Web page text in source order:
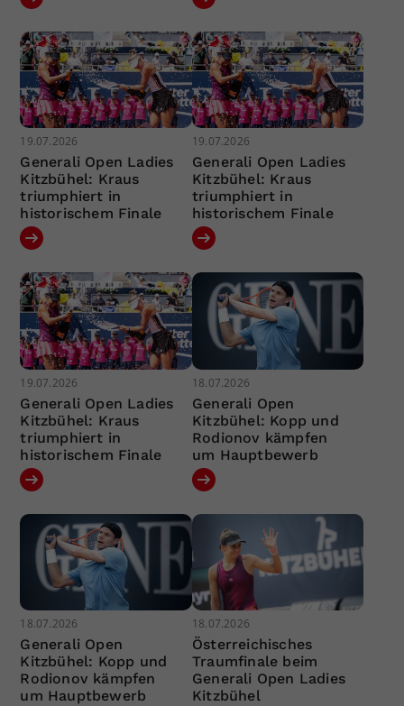
19.07.2026
Generali Open Ladies
Kitzbühel: Kraus
triumphiert in
historischem Finale
19.07.2026
Generali Open Ladies
Kitzbühel: Kraus
triumphiert in
historischem Finale
19.07.2026
Generali Open Ladies
Kitzbühel: Kraus
triumphiert in
historischem Finale
18.07.2026
Generali Open
Kitzbühel: Kopp und
Rodionov kämpfen
um Hauptbewerb
18.07.2026
Generali Open
Kitzbühel: Kopp und
Rodionov kämpfen
um Hauptbewerb
18.07.2026
Österreichisches
Traumfinale beim
Generali Open Ladies
Kitzbühel